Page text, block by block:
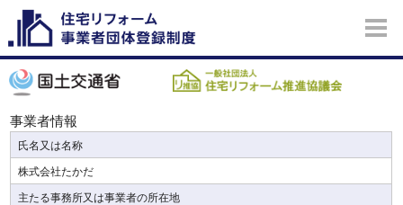
事業者情報
氏名又は名称
株式会社たかだ
主たる事務所又は事業者の所在地